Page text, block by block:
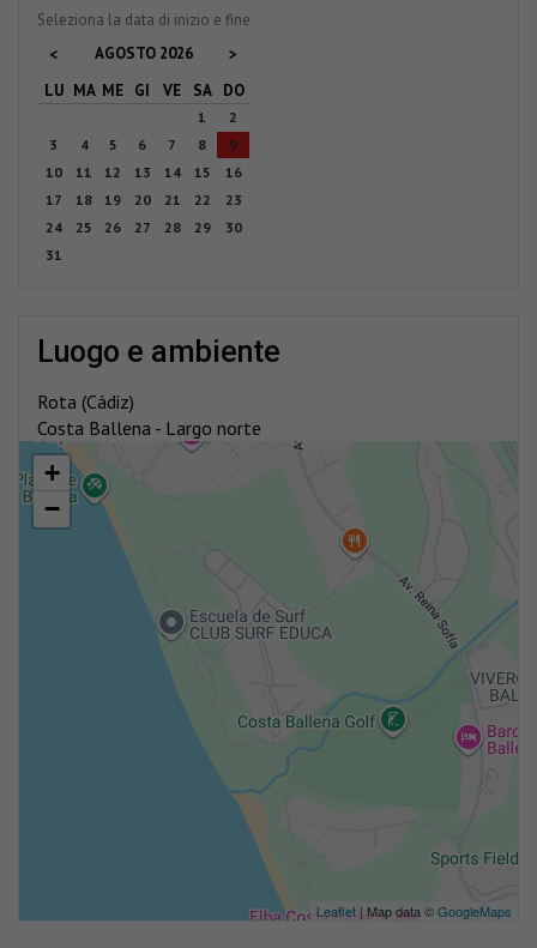
Seleziona la data di inizio e fine
<
AGOSTO 2026
>
LU MA ME GI VE SA DO
1
2
3
4 5 6 7 8
9
10
11 12 13 14 15
16
17
18 19 20 21 22
23
24
25 26 27 28 29
30
31
luogo e ambiente
Rota (Cádiz)
Costa Ballena - Largo norte
+
−
Leaflet| Map data ©GoogleMaps